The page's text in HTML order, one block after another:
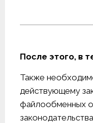
После этого, в
Также
действующему
файлообменных